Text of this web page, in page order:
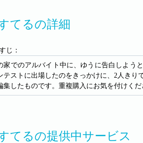
てるの詳細
じ：
家でのアルバイト中に、ゆうに告白しよ
テストに出場したのをきっかけに、2人き
集したものです。重複購入にお気を付けくだ
てるの提供中サービス